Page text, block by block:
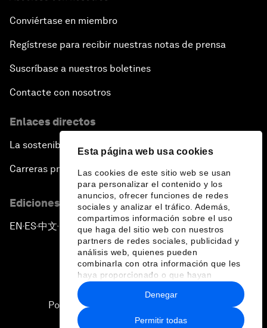
Esta página web usa cookies
Las cookies de este sitio web se usan
para personalizar el contenido y los
anuncios, ofrecer funciones de redes
sociales y analizar el tráfico. Además,
compartimos información sobre el uso
que haga del sitio web con nuestros
partners de redes sociales, publicidad y
análisis web, quienes pueden
combinarla con otra información que les
haya proporcionado o que hayan
recopilado a partir del uso que haya
hecho de sus servicios.
Permitir todas
Denegar
Conviértase en miembro
Regístrese para recibir nuestras notas de prensa
Suscríbase a nuestros boletines
Contacte con nosotros
Enlaces directos
La sostenibilidad en el Foro
Carreras profesionales
Ediciones en otros idiomas
EN ▪ES▪中文▪ 日本語
Política de privacidad y normas de uso